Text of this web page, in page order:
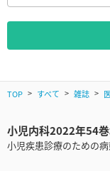
TOP すべて 雑誌
小児内科2022年54巻
小児疾患診療のための